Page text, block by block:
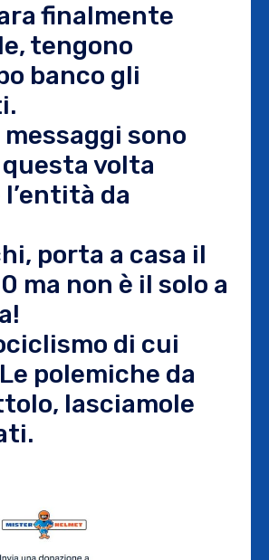
finalmente
tengono
banco gli
sono
volta
da
porta a casa il
ma non è il solo a
di cui
polemiche da
lasciamole